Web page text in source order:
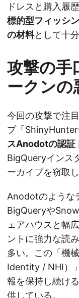
ドレスと購入履
標的型フィッシ
の材料として十
攻撃の手
ークンの
今回の攻撃で注
プ「
スAnodotの認証
BigQueryインス
ーカイブを窃取
Anodotのような
BigQueryや
ェアハウスと幅
ントに強力な読
多い。この「機
Identity / NHI）
報を保持し続け
供している。